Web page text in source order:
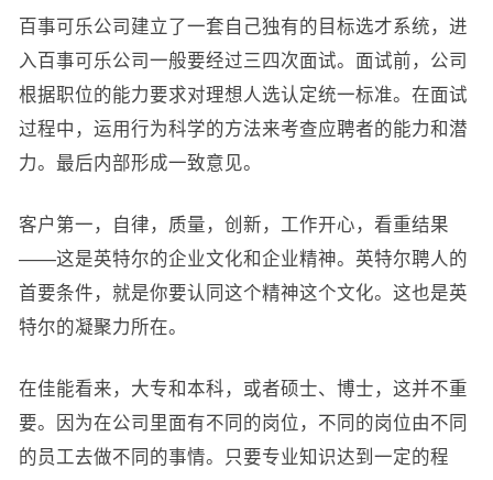
百事可乐公司建立了一套自己独有的目标选才系统，进
入百事可乐公司一般要经过三四次面试。面试前，公司
根据职位的能力要求对理想人选认定统一标准。在面试
过程中，运用行为科学的方法来考查应聘者的能力和潜
力。最后内部形成一致意见。
客户第一，自律，质量，创新，工作开心，看重结果
——这是英特尔的企业文化和企业精神。英特尔聘人的
首要条件，就是你要认同这个精神这个文化。这也是英
特尔的凝聚力所在。
在佳能看来，大专和本科，或者硕士、博士，这并不重
要。因为在公司里面有不同的岗位，不同的岗位由不同
的员工去做不同的事情。只要专业知识达到一定的程